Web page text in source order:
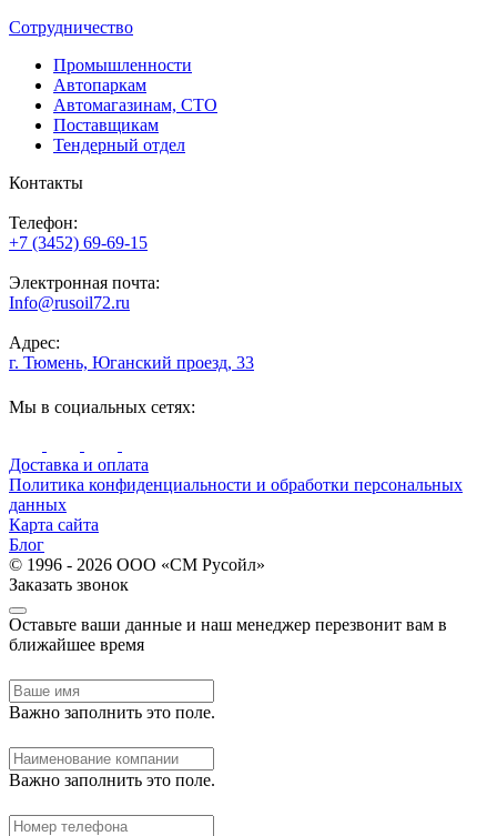
Сотрудничество
Промышленности
Автопаркам
Автомагазинам, СТО
Поставщикам
Тендерный отдел
Контакты
Телефон:
+7 (3452) 69-69-15
Электронная почта:
Info@rusoil72.ru
Адрес:
г. Тюмень, Юганский проезд, 33
Мы в социальных сетях:
Доставка и оплата
Политика конфиденциальности и обработки персональных
данных
Карта сайта
Блог
© 1996 - 2026 ООО «СМ Русойл»
Заказать звонок
Оставьте ваши данные и наш менеджер перезвонит вам в
ближайшее время
Важно заполнить это поле.
Важно заполнить это поле.